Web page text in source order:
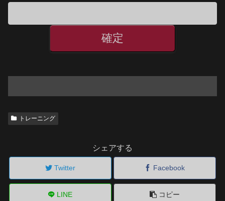
トレーニング
シェアする
Twitter Facebook
LINE コピー